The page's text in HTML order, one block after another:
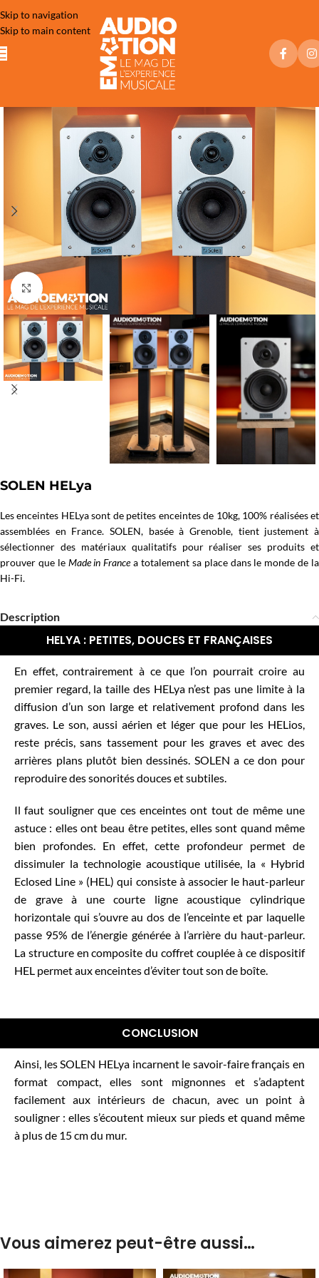
Skip to navigation
Skip to main content
Click to enlarge
SOLEN HELya
Les enceintes HELya sont de petites enceintes de 10kg, 100% réalisées et
assemblées en France. SOLEN, basée à Grenoble, tient justement à
sélectionner des matériaux qualitatifs pour réaliser ses produits et
prouver que le Made in Francea totalement sa place dans le monde de la
Hi-Fi.
Description
HELYA : PETITES, DOUCES ET FRANÇAISES
En effet, contrairement à ce que l’on pourrait croire au
premier regard, la taille des HELya n’est pas une limite à la
diffusion d’un son large et relativement profond dans les
graves. Le son, aussi aérien et léger que pour les HELios
reste précis, sans tassement pour les graves et avec des
arrières plans plutôt bien dessinés. SOLEN a ce don pour
reproduire des sonorités douces et subtiles.
Il faut souligner que ces enceintes ont tout de même une
astuce : elles ont beau être petites, elles sont quand même
bien profondes. En effet, cette profondeur permet de
dissimuler la technologie acoustique utilisée, la « Hybrid
Eclosed Line » (HEL) qui consiste à associer le haut-parleur
de grave à une courte ligne acoustique cylindrique
horizontale qui s’ouvre au dos de l’enceinte et par laquelle
passe 95% de l’énergie générée à l’arrière du haut-parleur.
La structure en composite du coffret couplée à ce dispositif
HEL permet aux enceintes d’éviter tout son de boîte.
CONCLUSION
Ainsi, les SOLEN HELya incarnent le savoir-faire français en
format compact, elles sont mignonnes et s’adaptent
facilement aux intérieurs de chacun, avec un point à
souligner : elles s’écoutent mieux sur pieds et quand même
à plus de 15 cm du mur.
Vous aimerez peut-être aussi…